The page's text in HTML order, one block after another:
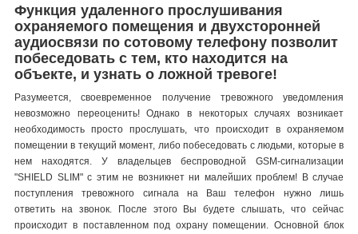
Функция удаленного прослушивания
охраняемого помещения и двухсторонней
аудиосвязи по сотовому телефону позволит
побеседовать с тем, кто находится на
объекте, и узнать о ложной тревоге!
Разумеется, своевременное получение тревожного уведомления
невозможно переоценить! Однако в некоторых случаях возникает
необходимость просто прослушать, что происходит в охраняемом
помещении в текущий момент, либо побеседовать с людьми, которые в
нем находятся. У владельцев беспроводной GSM-сигнализации
"SHIELD SLIM" с этим не возникнет ни малейших проблем! В случае
поступления тревожного сигнала на Ваш телефон нужно лишь
ответить на звонок. После этого Вы будете слышать, что сейчас
происходит в поставленном под охрану помещении. Основной блок